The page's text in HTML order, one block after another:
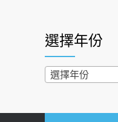
西園醫院55周
民眾熱血響應
2026-06-30
2022-02-17
過量維生素D
選擇年份
選擇年份